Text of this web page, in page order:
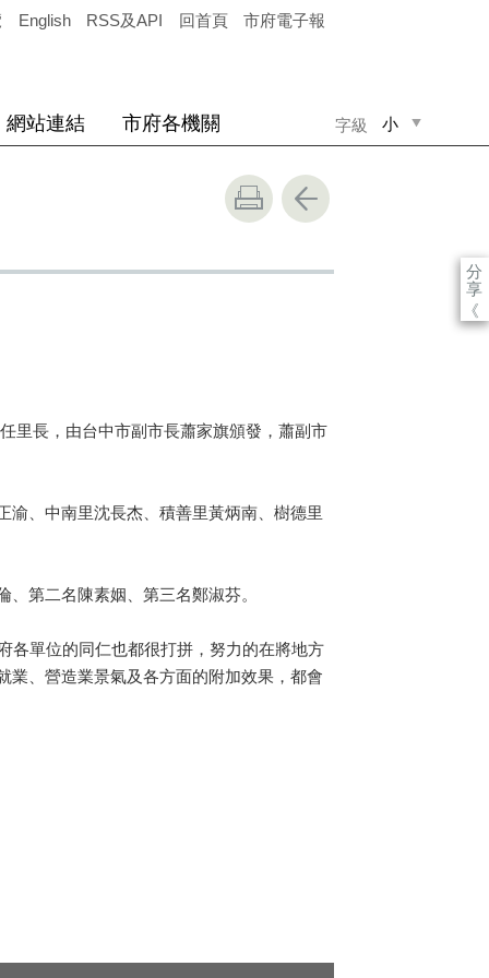
English RSS及API 回首頁 市府電子報
字級 小
網站連結 市府各機關
分
享
《
長，由台中市副市長蕭家旗頒發，蕭副市
、中南里沈長杰、積善里黃炳南、樹德里
第二名陳素姻、第三名鄭淑芬。
單位的同仁也都很打拼，努力的在將地方
業、營造業景氣及各方面的附加效果，都會